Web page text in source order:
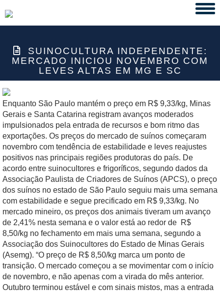
SUINOCULTURA INDEPENDENTE:
MERCADO INICIOU NOVEMBRO COM
LEVES ALTAS EM MG E SC
Enquanto São Paulo mantém o preço em R$ 9,33/kg, Minas
Gerais e Santa Catarina registram avanços moderados
impulsionados pela entrada de recursos e bom ritmo das
exportações. Os preços do mercado de suínos começaram
novembro com tendência de estabilidade e leves reajustes
positivos nas principais regiões produtoras do país. De
acordo entre suinocultores e frigoríficos, segundo dados da
Associação Paulista de Criadores de Suínos (APCS), o preço
dos suínos no estado de São Paulo seguiu mais uma semana
com estabilidade e segue precificado em R$ 9,33/kg. No
mercado mineiro, os preços dos animais tiveram um avanço
de 2,41% nesta semana e o valor está ao redor de R$
8,50/kg no fechamento em mais uma semana, segundo a
Associação dos Suinocultores do Estado de Minas Gerais
(Asemg). “O preço de R$ 8,50/kg marca um ponto de
transição. O mercado começou a se movimentar com o início
de novembro, e não apenas com a virada do mês anterior.
Outubro terminou estável e com sinais mistos, mas a entrada